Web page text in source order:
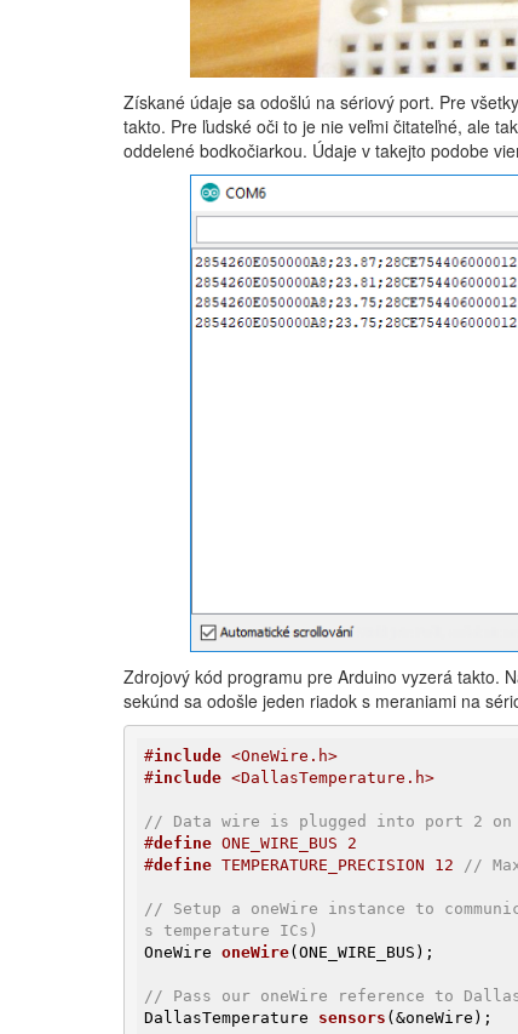
Získané údaje sa odošlú na sériový port. Pre
takto. Pre ľudské oči to je nie veľmi čitateľné, ale
oddelené bodkočiarkou. Údaje v takejto podobe
Zdrojový kód programu pre Arduino vyzerá takto.
sekúnd sa odošle jeden riadok s meraniami na
#include <OneWire.h>
#include <DallasTemperature.h>
// Data wire is plugged into port 2 on
#define ONE_WIRE_BUS 2
#define TEMPERATURE_PRECISION 12 //
// Setup a oneWire instance to
s temperature ICs)
OneWire oneWire(ONE_WIRE_BUS) ;
// Pass our oneWire reference to Dallas
DallasTemperature sensors (&oneWire) ;